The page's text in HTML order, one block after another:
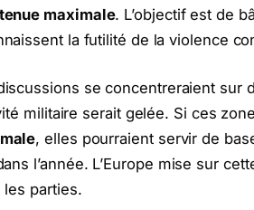
maximale. L’objectif est de
la futilité de la violence
se concentreraient sur
militaire serait gelée. Si ces
, elles pourraient servir de
l’année. L’Europe mise sur
les parties.